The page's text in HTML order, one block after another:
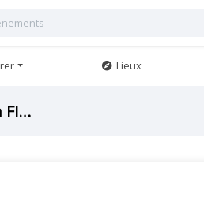
Lieux
Cices Ticket : Une Révolution pour les 50 Ans de la FIDAK